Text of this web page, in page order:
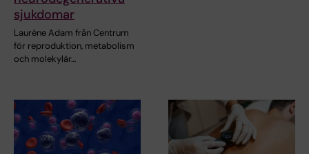
sjukdomar
Laurène Adam från Centrum
för reproduktion, metabolism
och molekylär…